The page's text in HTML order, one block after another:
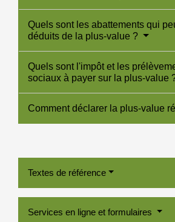
Quels sont les abattements qui
déduits de la plus-value ?
Quels sont l'impôt et les
sociaux à payer sur la plus-value
Comment déclarer la plus-value
Textes de référence
Services en ligne et formulaires